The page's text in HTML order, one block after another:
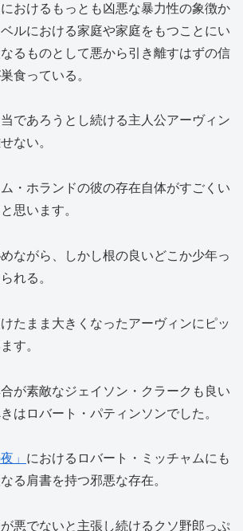
おけるもっとも凶悪な暴力性の象徴か
ルにおける家庭や家庭をもつことにい
るものとして悪から引き離すはずの信
食っている。
であろうとし続ける主人公アーヴィン
ない。
・ホランドの彼の存在自体がすごくい
思います。
ながら、しかし根の良いどこか少年っ
れる。
たまま大きくなったアーヴィンにピッ
す。
が素敵なジェイソン・クラークも良い
はロバート・パティンソンでした。
」 におけるロバート・ミッチャムにも
る肩書を持つ邪悪な存在。
悪でないと主張し続けるクソ野郎っぷ